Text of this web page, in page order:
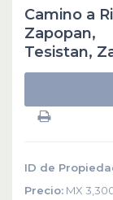
Camino a
Zapopan,
Tesistan,
ID de
Precio: MX